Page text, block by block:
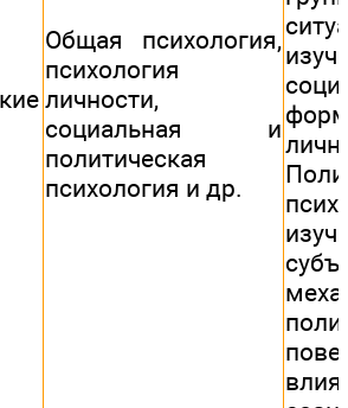
Общая психология,
психология
личности,
социальная и
политическая
психология и др.